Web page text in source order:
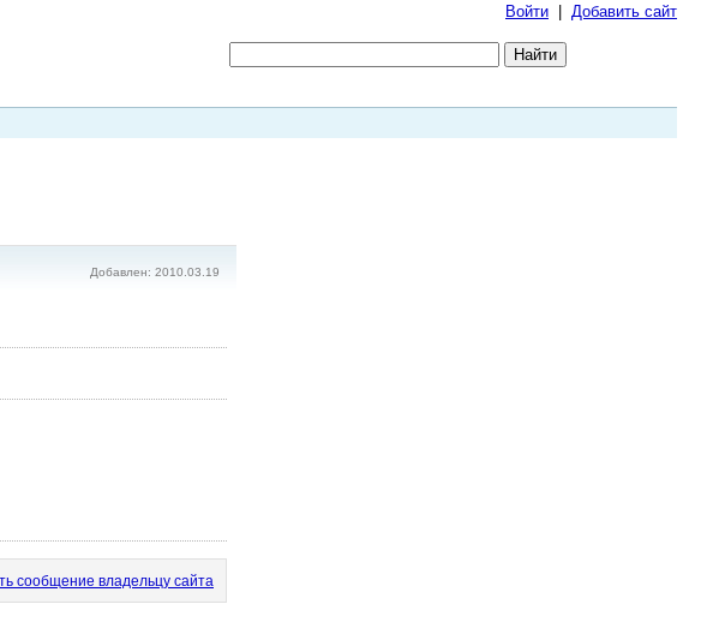
Войти Добавить сайт
Добавлен: 2010.03.19
сообщение владельцу сайта